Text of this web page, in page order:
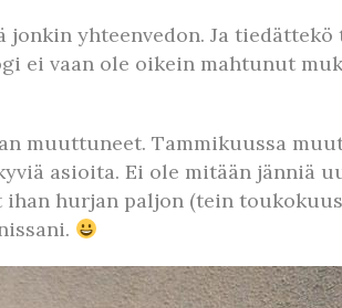
yhteenvedon. Ja
ei vaan ole oikein mahtunut
muuttuneet. Tammikuussa
asioita. Ei ole mitään jänniä
hurjan paljon (tein